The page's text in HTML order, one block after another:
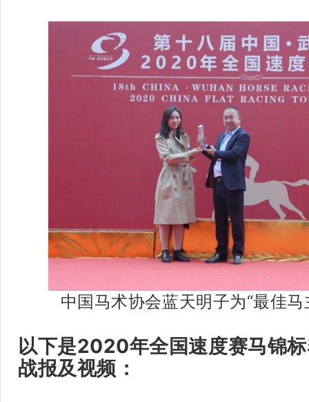
中国马术协会蓝天明子为“最佳
以下是2020年全国速度赛马锦
战报及视频：